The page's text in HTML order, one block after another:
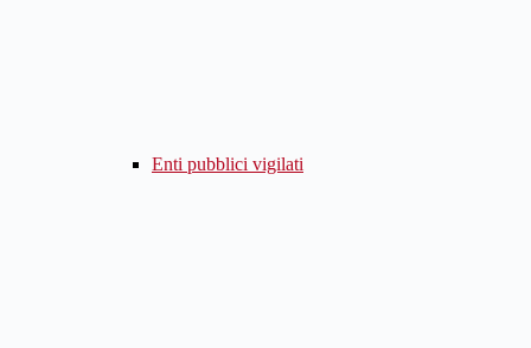
Enti pubblici vigilati